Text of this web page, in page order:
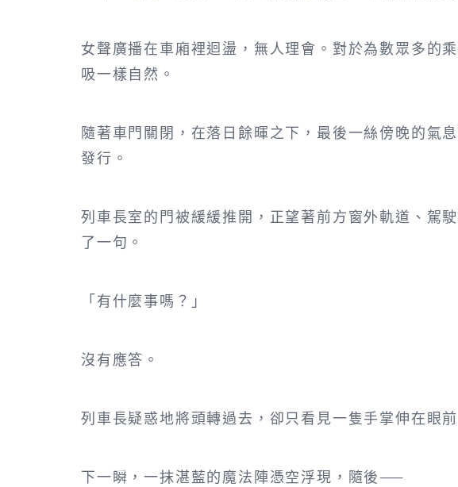
女聲廣播在車廂裡迴盪，無人理會。對於為數眾多的
吸一樣自然。
隨著車門關閉，在落日餘暉之下，最後一絲傍晚的氣
發行。
列車長室的門被緩緩推開，正望著前方窗外軌道、駕
了一句。
「有什麼事嗎？」
沒有應答。
列車長疑惑地將頭轉過去，卻只看見一隻手掌伸在眼前
下一瞬，一抹湛藍的魔法陣憑空浮現，隨後——